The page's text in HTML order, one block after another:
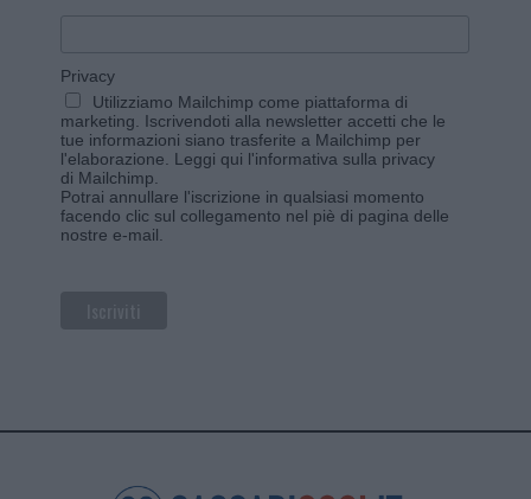
Privacy
Utilizziamo Mailchimp come piattaforma di
marketing. Iscrivendoti alla newsletter accetti che le
tue informazioni siano trasferite a Mailchimp per
l'elaborazione. Leggi qui l'informativa sulla privacy
di Mailchimp
Potrai annullare l'iscrizione in qualsiasi momento
facendo clic sul collegamento nel piè di pagina delle
nostre e-mail.